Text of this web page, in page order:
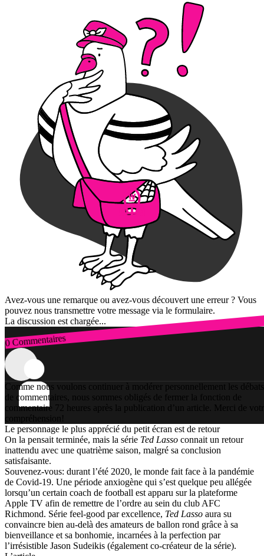
Avez-vous une remarque ou avez-vous découvert une erreur ? Vous
pouvez nous transmettre votre message via le formulaire.
La discussion est chargée...
0 Commentaires
Connexion
Comme nous voulons continuer à modérer personnellement les débats
de commentaires, nous sommes obligés de fermer la fonction de
commentaire 72 heures après la publication d’un article. Merci de
compréhension!
Le personnage le plus apprécié du petit écran est de retour
On la pensait terminée, mais la série Ted Lasso connait un retour
inattendu avec une quatrième saison, malgré sa conclusion
satisfaisante.
Souvenez-vous: durant l’été 2020, le monde fait face à la pandémie
de Covid-19. Une période anxiogène qui s’est quelque peu allégée
lorsqu’un certain coach de football est apparu sur la plateforme
Apple TV afin de remettre de l’ordre au sein du club AFC
Richmond. Série feel-good par excellence, Ted Lasso aura su
convaincre bien au-delà des amateurs de ballon rond grâce à sa
bienveillance et sa bonhomie, incarnées à la perfection par
l’irrésistible Jason Sudeikis (également co-créateur de la série).